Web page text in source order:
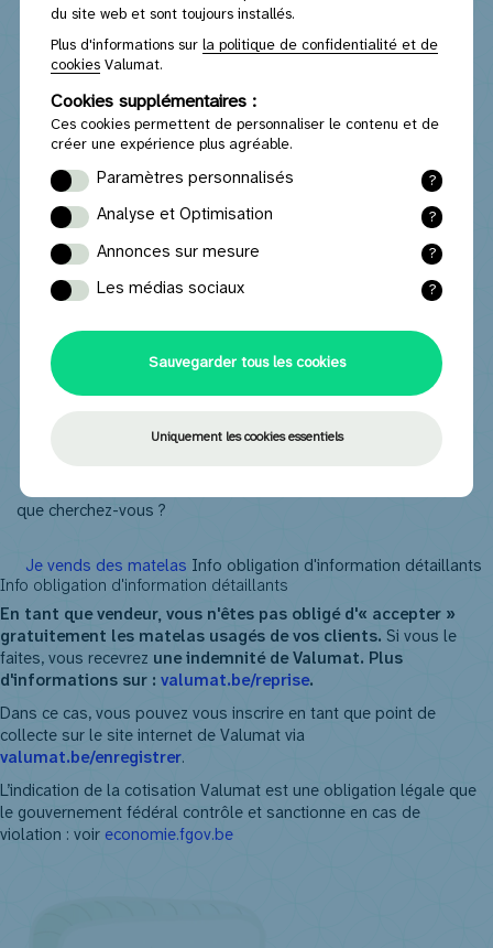
À propos de Valumat
Je vends des matelas Info obligation d'information détaillants
Info obligation d'information détaillants
En tant que vendeur, vous n'êtes pas obligé d'« accepter »
gratuitement les matelas usagés de vos clients. Si vous le
faites, vous recevrez une indemnité de Valumat. Plus
d'informations sur : valumat.be/reprise.
Dans ce cas, vous pouvez vous inscrire en tant que point de
collecte sur le site internet de Valumat via
valumat.be/enregistrer.
L’indication de la cotisation Valumat est une obligation légale que
le gouvernement fédéral contrôle et sanctionne en cas de
violation : voir economie.fgov.be
du site web et sont toujours installés.
Plus d'informations sur la politique de confidentialité et de
cookiesValumat.
Cookies supplémentaires :
Ces cookies permettent de personnaliser le contenu et de
créer une expérience plus agréable.
?
Paramètres personnalisés
paramètres et les données que vous avez
?
Analyse et Optimisation
données (anonymes) avec lesquelles le site
?
Annonces sur mesure
publicités pertinentes en function de votre
?
Les médias sociaux
une interaction optimale avec les médias
Instagram.
Uniquement les cookies essentiels
Sauvegarder tous les cookies